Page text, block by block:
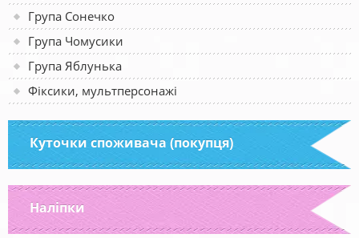
Група Сонечко
Група Чомусики
Група Яблунька
Фіксики, мультперсонажі
Куточки споживача (покупця)
Наліпки